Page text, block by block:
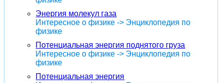
Энергия молекул газа
Интересное о физике -> Энциклопедия по
физике
Потенциальная энергия поднятого груза
Интересное о физике -> Энциклопедия по
физике
Потенциальная энергия